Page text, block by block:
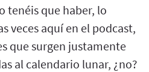
tenéis que haber, lo
veces aquí en el podcast,
que surgen justamente
al calendario lunar, ¿no?